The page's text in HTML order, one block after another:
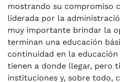
mostrando su compromiso
liderada por la
muy importante brindar la
terminan una educación
continuidad en la
tienen a donde llegar, pero
instituciones y, sobre todo,